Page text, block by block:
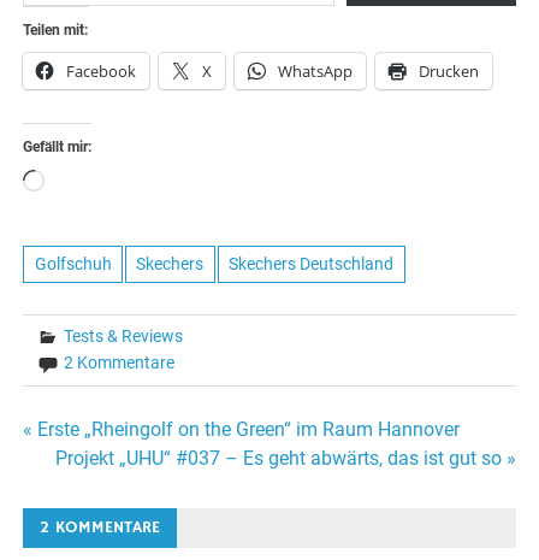
Teilen mit:
Facebook X WhatsApp Drucken
Gefällt mir:
Wird
Golfschuh Skechers Skechers Deutschland
Tests & Reviews
2 Kommentare
Beitragsnavigation
« Erste „Rheingolf on the Green“ im Raum Hannover
Projekt „UHU“ #037 – Es geht abwärts, das ist gut so »
2 KOMMENTARE